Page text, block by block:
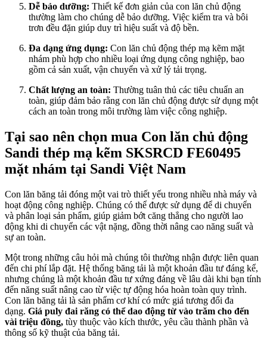
Dễ bảo dưỡng: Thiết kế đơn giản của con lăn chủ động
thường làm cho chúng dễ bảo dưỡng. Việc kiểm tra và bôi
trơn đều đặn giúp duy trì hiệu suất và độ bền.
Đa dạng ứng dụng: Con lăn chủ động thép mạ kẽm mặt
nhám phù hợp cho nhiều loại ứng dụng công nghiệp, bao
gồm cả sản xuất, vận chuyển và xử lý tải trọng.
Chất lượng an toàn: Thường tuân thủ các tiêu chuẩn an
toàn, giúp đảm bảo rằng con lăn chủ động được sử dụng một
cách an toàn trong môi trường làm việc công nghiệp.
Tại sao nên chọn mua Con lăn chủ động
Sandi thép mạ kẽm SKSRCD FE60495
mặt nhám tại Sandi Việt Nam
Con lăn băng tải đóng một vai trò thiết yếu trong nhiều nhà máy và
hoạt động công nghiệp. Chúng có thể được sử dụng để di chuyển
và phân loại sản phẩm, giúp giảm bớt căng thẳng cho người lao
động khi di chuyển các vật nặng, đồng thời nâng cao năng suất và
sự an toàn.
Một trong những câu hỏi mà chúng tôi thường nhận được liên quan
đến chi phí lắp đặt. Hệ thống băng tải là một khoản đầu tư đáng kể,
nhưng chúng là một khoản đầu tư xứng đáng về lâu dài khi bạn tính
đến năng suất nâng cao từ việc tự động hóa hoàn toàn quy trình.
Con lăn băng tải là sản phẩm cơ khí có mức giá tương đối đa
dạng. Giá puly đai răng có thể dao động từ vào trăm cho đến
vài triệu đồng, tùy thuộc vào kích thước, yêu cầu thành phần và
thông số kỹ thuật của băng tải.